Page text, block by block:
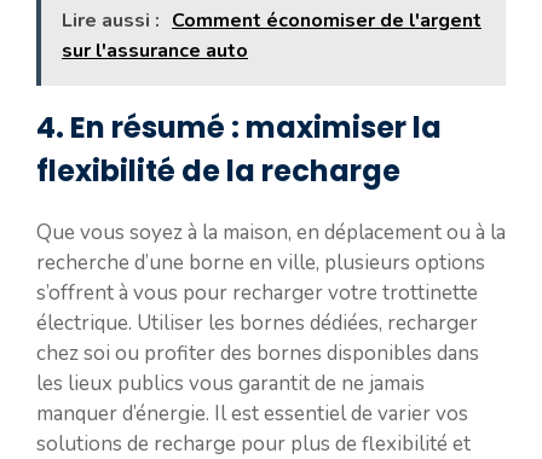
Lire aussi : Comment économiser de l'argent
sur l'assurance auto
4. En résumé : maximiser la
flexibilité de la recharge
Que vous soyez à la maison, en déplacement ou à la
recherche d’une borne en ville, plusieurs options
s’offrent à vous pour recharger votre trottinette
électrique. Utiliser les bornes dédiées, recharger
chez soi ou profiter des bornes disponibles dans
les lieux publics vous garantit de ne jamais
manquer d’énergie. Il est essentiel de varier vos
solutions de recharge pour plus de flexibilité et